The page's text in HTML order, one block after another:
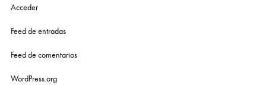
Acceder
Feed de entradas
Feed de comentarios
WordPress.org